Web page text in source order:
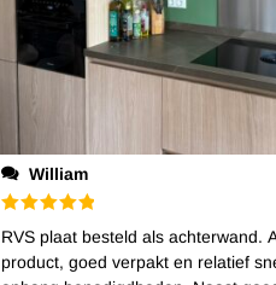
William
Gewaardeerd
5uit 5
RVS plaat besteld als achterwand.
product, goed verpakt en relatief